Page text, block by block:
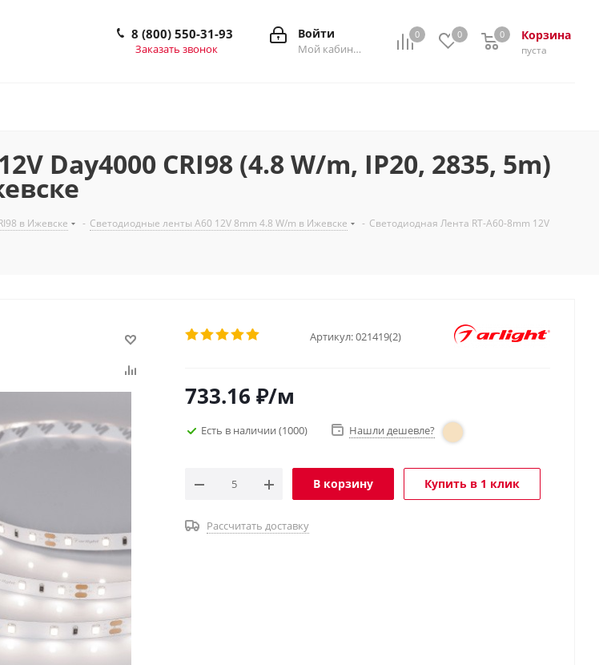
0 0 Корзина
0
пуста
0
Войти
Мой кабинет
8 (800) 550-31-93
Заказать звонок
Day4000 CRI98 (4.8 W/m, IP20, 2835, 5m)
в Ижевске - Светодиодные ленты A60 12V 8mm 4.8 W/m в Ижевске - Светодиодная Лента RT-A60-8mm 12V
Артикул:021419(2)
733.16 ₽/м
Есть в наличии (1000) Нашли дешевле?
В корзину Купить в 1 клик
Рассчитать доставку